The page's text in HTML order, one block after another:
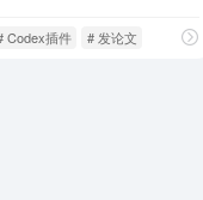
Codex插件 # 发论文